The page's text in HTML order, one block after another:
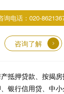
询电话：020-
咨询了解
抵押贷款、按揭
银行信用贷、中